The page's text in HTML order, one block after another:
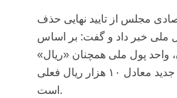
مجلس از تایید نهایی حذف
ملی خبر داد و گفت: بر اساس
واحد پول ملی همچنان «ریال»
خواهد بود و هر ریال جدید معادل ۱۰ هزار ریال فعلی
است.